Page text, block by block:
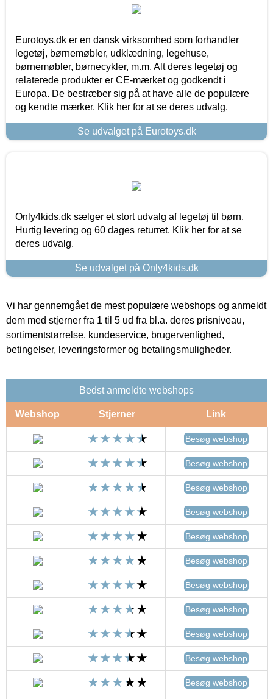
Eurotoys.dk er en dansk virksomhed som forhandler
legetøj, børnemøbler, udklædning, legehuse,
børnemøbler, børnecykler, m.m. Alt deres legetøj og
relaterede produkter er CE-mærket og godkendt i
Europa. De bestræber sig på at have alle de populære
og kendte mærker. Klik her for at se deres udvalg.
Se udvalget på Eurotoys.dk
Only4kids.dk sælger et stort udvalg af legetøj til børn.
Hurtig levering og 60 dages returret. Klik her for at se
deres udvalg.
Se udvalget på Only4kids.dk
Vi har gennemgået de mest populære webshops og anmeldt
dem med stjerner fra 1 til 5 ud fra bl.a. deres prisniveau,
sortimentstørrelse, kundeservice, brugervenlighed,
betingelser, leveringsformer og betalingsmuligheder.
Bedst anmeldte webshops
Webshop Stjerner Link
Besøg webshop
Besøg webshop
Besøg webshop
Besøg webshop
Besøg webshop
Besøg webshop
Besøg webshop
Besøg webshop
Besøg webshop
Besøg webshop
Besøg webshop